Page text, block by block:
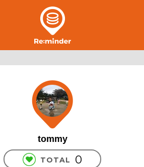
tommy
TOTAL 0